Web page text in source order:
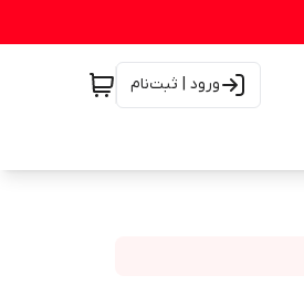
ورود | ثبت‌نام